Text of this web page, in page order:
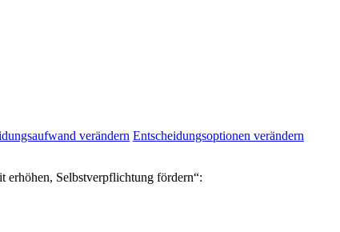
verändern Entscheidungsoptionen verändern
erhöhen, Selbstverpflichtung fördern“: